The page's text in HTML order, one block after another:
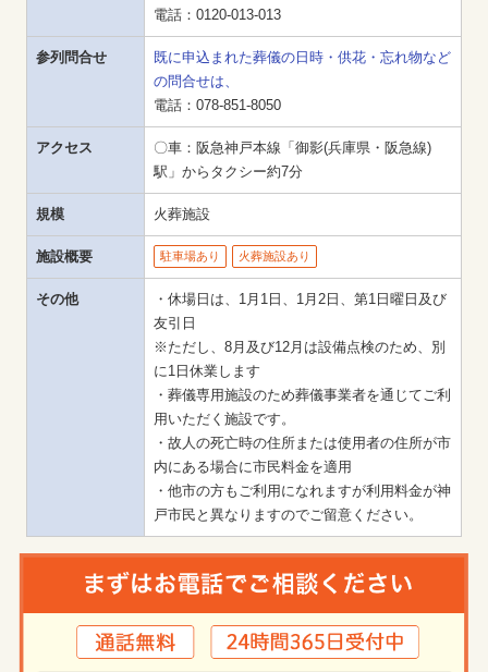
電話： 0120-013-013
参列問合せ
既に申込まれた葬儀の日時・供花・忘れ物など
の問合せは、
電話： 078-851-8050
アクセス
〇車：阪急神戸本線「御影(兵庫県・阪急線)
駅」からタクシー約7分
規模 火葬施設
施設概要 駐車場あり 火葬施設あり
その他
・休場日は、1月1日、1月2日、第1日曜日及び
友引日
※ただし、8月及び12月は設備点検のため、別
に1日休業します
・葬儀専用施設のため葬儀事業者を通じてご利
用いただく施設です。
・故人の死亡時の住所または使用者の住所が市
内にある場合に市民料金を適用
・他市の方もご利用になれますが利用料金が神
戸市民と異なりますのでご留意ください。